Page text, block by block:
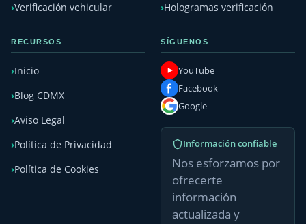
Verificación vehicular
Hologramas verificación
RECURSOS
Inicio
Blog CDMX
Aviso Legal
Política de Privacidad
Política de Cookies
SÍGUENOS
YouTube
Facebook
Google
Información confiable
Nos esforzamos por
ofrecerte
información
actualizada y